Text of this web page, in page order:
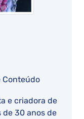
Conteúdo
e criadora de
30 anos de